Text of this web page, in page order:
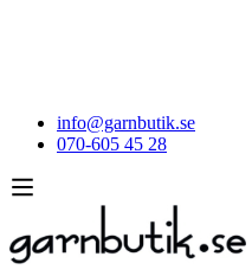
info@garnbutik.se
070-605 45 28